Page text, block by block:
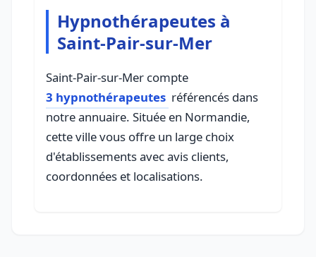
Hypnothérapeutes à
Saint-Pair-sur-Mer
Saint-Pair-sur-Mer compte
3 hypnothérapeutes référencés dans
notre annuaire. Située en Normandie,
cette ville vous offre un large choix
d'établissements avec avis clients,
coordonnées et localisations.